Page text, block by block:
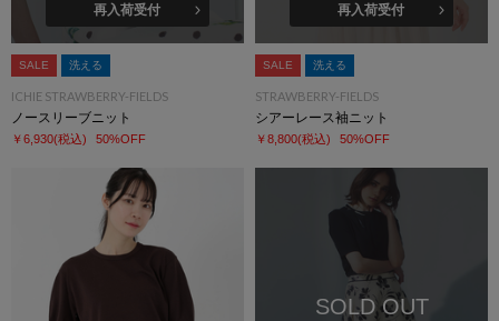
再入荷受付
SALE 洗える
ICHIE STRAWBERRY-FIELDS
ノースリーブニット
￥6,930(税込) 50%OFF
再入荷受付
SALE 洗える
STRAWBERRY-FIELDS
シアーレース袖ニット
￥8,800(税込) 50%OFF
SOLD OUT